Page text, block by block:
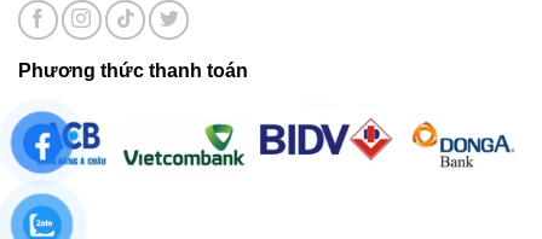
Phương thức thanh toán